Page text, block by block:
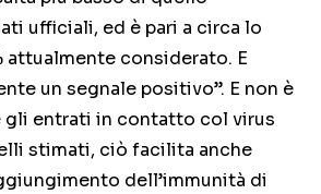
ufficiali, ed è pari a circa lo
attualmente considerato. E
un segnale positivo”. E non è
gli entrati in contatto col virus
stimati, ciò facilita anche
dell’immunità di